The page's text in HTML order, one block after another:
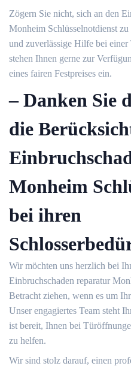
Zögern Sie nicht, sich an den
Monheim Schlüsselnotdienst
und zuverlässige Hilfe bei
stehen Ihnen gerne zur
eines fairen Festpreises ein.​
– Danken Sie
die
Monheim
bei ihren
Wir möchten uns herzlich bei
Einbruchschaden reparatur
Betracht ziehen, wenn es um
Unser engagiertes Team steht
ist bereit, Ihnen bei
zu helfen.​
Wir sind stolz darauf, einen